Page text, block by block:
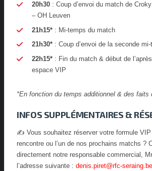
20h30 : Coup d’envoi du match de
– OH Leuven
21h15* : Mi-temps du match
21h30* : Coup d’envoi de la seconde
22h15* : Fin du match & début de
espace VIP
*En fonction du temps additionnel & des faits
INFOS SUPPLÉMENTAIRES &
✍️ Vous souhaitez réserver votre formule
rencontre ou l’un de nos prochains matchs ?
directement notre responsable commercial, Mr.
l’adresse suivante : denis.piret@rfc-seraing.be